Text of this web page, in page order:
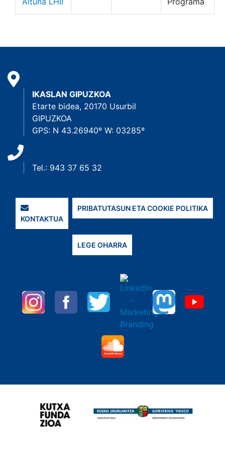
IKASLAN GIPUZKOA
Etarte bidea, 20170 Usurbil
GIPUZKOA
GPS: N 43.26940º W: 03285º
Tel.: 943 37 65 32
KONTAKTUA
PRIBATUTASUN ETA COOKIE POLITIKA
LEGE OHARRA